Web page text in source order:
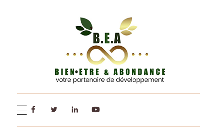
BEA - Bien-Être et Abondance